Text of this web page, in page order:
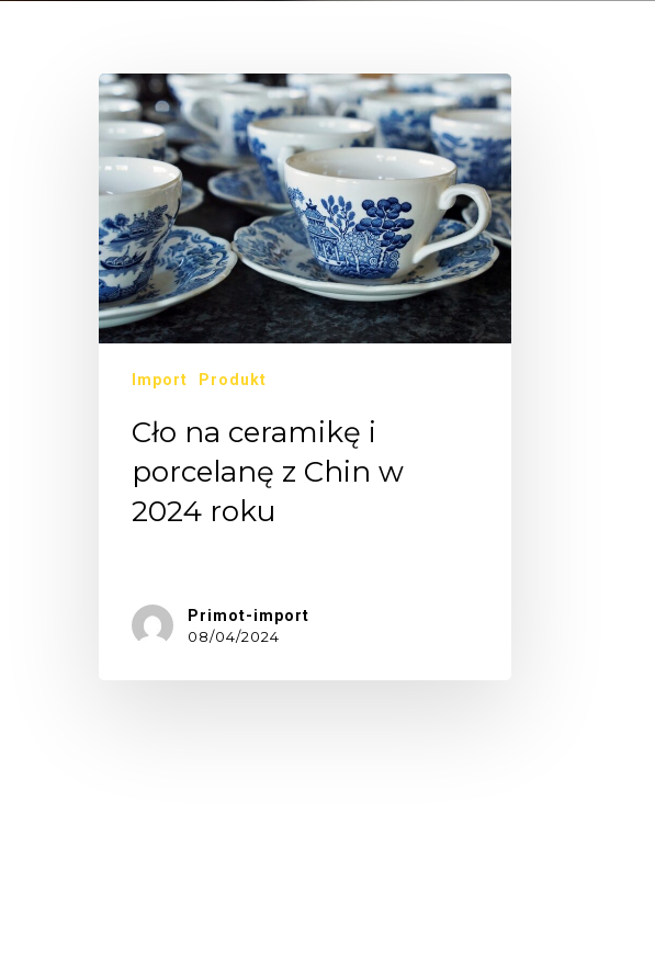
Import Produkt
Cło na ceramikę i
porcelanę z Chin w
2024 roku
Primot-import
08/04/2024